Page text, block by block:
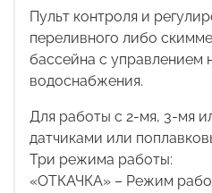
Пульт контроля и
переливного либо
бассейна с управлением
водоснабжения.
Для работы с 2-мя, 3-мя
датчиками или
Три режима работы:
«ОТКАЧКА» – Режим